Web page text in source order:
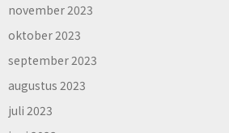
november 2023
oktober 2023
september 2023
augustus 2023
juli 2023